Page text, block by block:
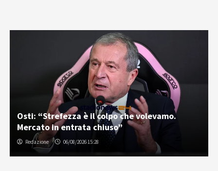
Osti: “Strefezza è il colpo che volevamo.
Mercato in entrata chiuso”
Redazione 06/08/2026 15:28